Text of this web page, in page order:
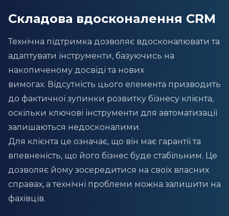
Складова вдосконалення CRM
Технічна підтримка дозволяє вдосконалювати та
адаптувати інструменти, базуючись на
накопиченому досвіді та нових
вимогах. Відсутність цього елемента призводить
до фактичної зупинки розвитку бізнесу клієнта,
оскільки ключові інструменти для автоматизації
залишаються недосконалими.
Для клієнта це означає, що він має гарантії та
впевненість, що його бізнес буде стабільним. Це
дозволяє йому зосередитися на своїх власних
справах, а технічні проблеми можна залишити на
фахівців.